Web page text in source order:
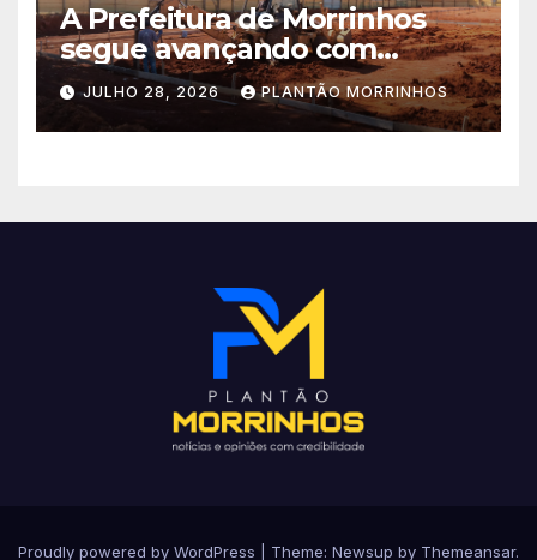
A Prefeitura de Morrinhos
segue avançando com
importantes investimentos
no Setor Arca de Noé.
JULHO 28, 2026 PLANTÃO MORRINHOS
Proudly powered by WordPress Theme: Newsup by Themeansar.